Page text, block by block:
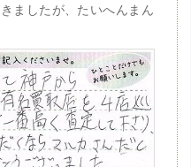
ましたが、たいへんまん